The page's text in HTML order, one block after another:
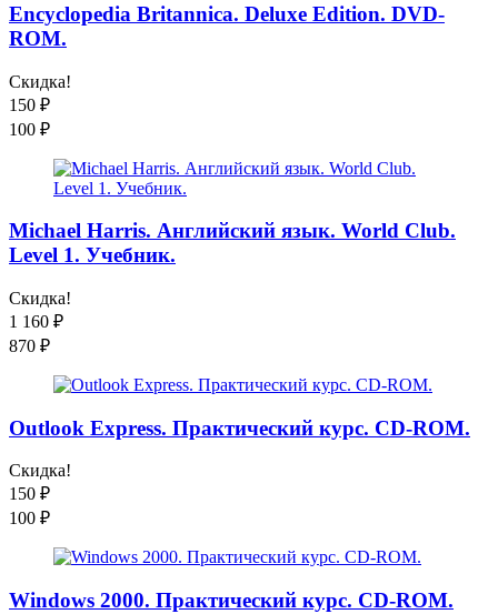
Encyclopedia Britannica. Deluxe Edition. DVD-
ROM.
Скидка!
150 ₽
100 ₽
Michael Harris. Английский язык. World Club.
Level 1. Учебник.
Скидка!
1 160 ₽
870 ₽
Outlook Express. Практический курс. CD-ROM.
Скидка!
150 ₽
100 ₽
Windows 2000. Практический курс. CD-ROM.